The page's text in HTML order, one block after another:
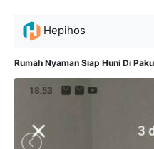
Hepihos
Rumah Nyaman Siap Huni Di